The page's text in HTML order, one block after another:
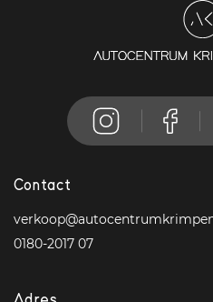
Contact
0180-2017 07